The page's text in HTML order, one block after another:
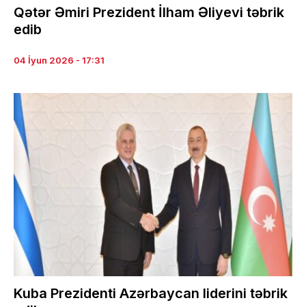
Qətər Əmiri Prezident İlham Əliyevi təbrik
edib
04 İyun 2026 - 17:31
Kuba Prezidenti Azərbaycan liderini təbrik